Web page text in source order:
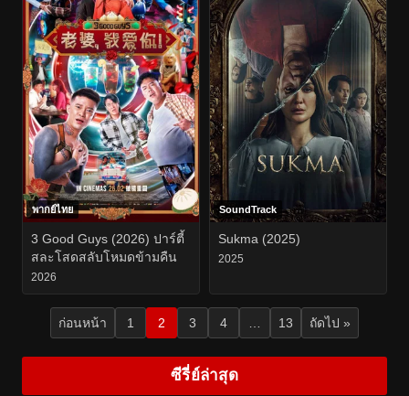
พากย์ไทย
3 Good Guys (2026) ปาร์ตี้
สละโสดสลับโหมดข้ามคืน
2026
SoundTrack
Sukma (2025)
2025
ก่อนหน้า 1 2 3 4 13 ถัดไป »
ซีรี่ย์ล่าสุด